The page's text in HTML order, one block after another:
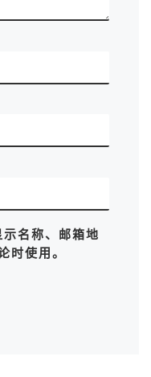
名称、邮箱地
时使用。